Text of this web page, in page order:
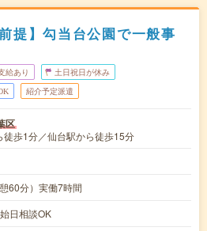
提】勾当台公園で一般事
給あり 土日祝日が休み
紹介予定派遣
区
徒歩1分／仙台駅から徒歩15分
60分）実働7時間
日相談OK